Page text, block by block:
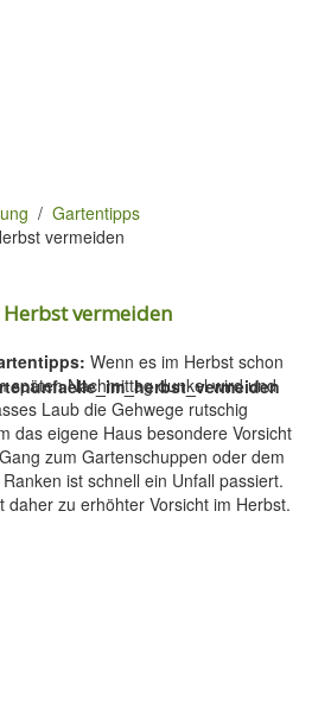
Gartentipps
vermeiden
vermeiden
Wenn es im Herbst schon
späten Nachmittag dunkel wird und
Laub die Gehwege rutschig
das eigene Haus besondere Vorsicht
zum Gartenschuppen oder dem
ist schnell ein Unfall passiert.
daher zu erhöhter Vorsicht im Herbst.